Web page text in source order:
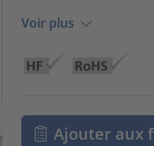
Voir plus
Ajouter aux